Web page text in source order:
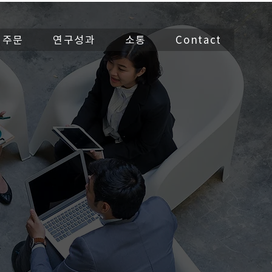
문 연구성과 소통 Contact